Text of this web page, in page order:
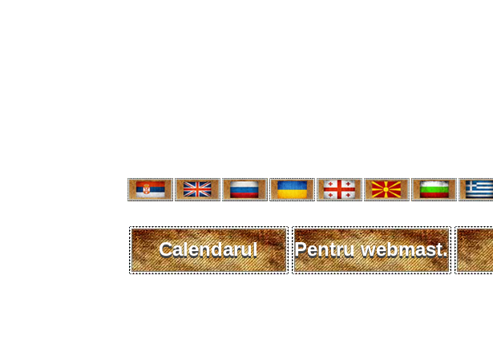
Calendarul Pentru webmast.